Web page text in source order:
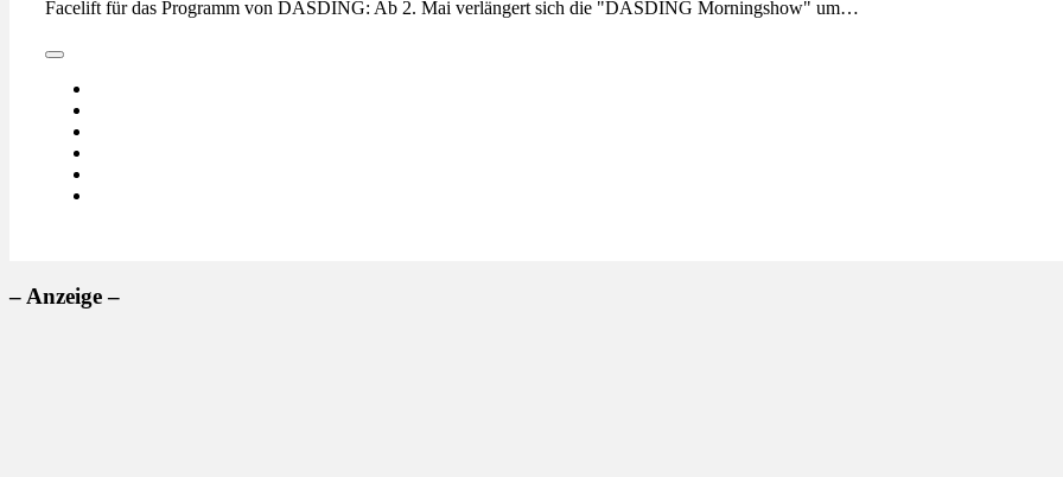
Facelift für das Programm von DASDING: Ab 2. Mai verlängert sich die "DASDING Morningshow" um…
– Anzeige –